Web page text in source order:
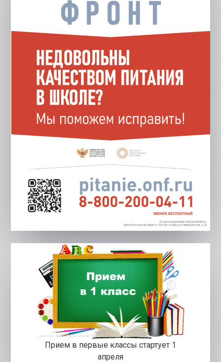
Прием в первые классы стартует 1
апреля